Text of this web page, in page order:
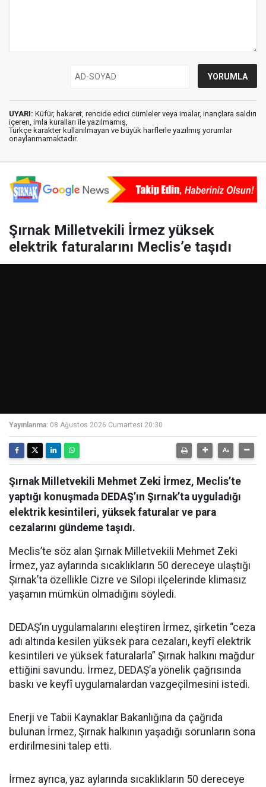
UYARI: Küfür, hakaret, rencide edici cümleler veya imalar, inançlara saldırı
içeren, imla kuralları ile yazılmamış,
Türkçe karakter kullanılmayan ve büyük harflerle yazılmış yorumlar
onaylanmamaktadır.
Şırnak Milletvekili İrmez yüksek
elektrik faturalarını Meclis’e taşıdı
Yayınlanma: 08 Ağustos 2026 Cumartesi 20:30
Şırnak Milletvekili Mehmet Zeki İrmez, Meclis’te
yaptığı konuşmada DEDAŞ’ın Şırnak’ta uyguladığı
elektrik kesintileri, yüksek faturalar ve para
cezalarını gündeme taşıdı.
Meclis’te söz alan Şırnak Milletvekili Mehmet Zeki
İrmez, yaz aylarında sıcaklıkların 50 dereceye ulaştığı
Şırnak’ta özellikle Cizre ve Silopi ilçelerinde klimasız
yaşamın mümkün olmadığını söyledi.
DEDAŞ’ın uygulamalarını eleştiren İrmez, şirketin “ceza
adı altında kesilen yüksek para cezaları, keyfî elektrik
kesintileri ve yüksek faturalarla” Şırnak halkını mağdur
ettiğini savundu. İrmez, DEDAŞ’a yönelik çağrısında
baskı ve keyfî uygulamalardan vazgeçilmesini istedi.
Enerji ve Tabii Kaynaklar Bakanlığına da çağrıda
bulunan İrmez, Şırnak halkının yaşadığı sorunların sona
erdirilmesini talep etti.
İrmez ayrıca, yaz aylarında sıcaklıkların 50 dereceye